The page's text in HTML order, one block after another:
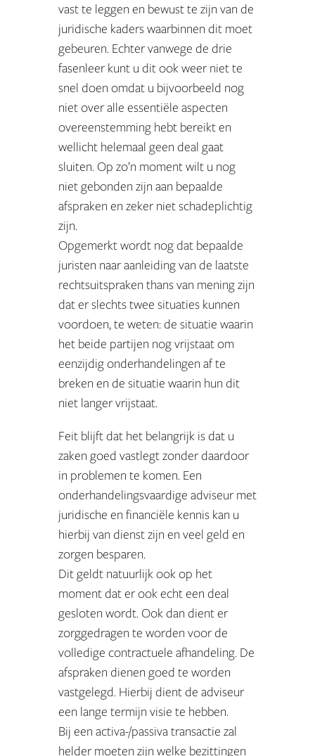
vast te leggen en bewust te zijn van de
juridische kaders waarbinnen dit moet
gebeuren. Echter vanwege de drie
fasenleer kunt u dit ook weer niet te
snel doen omdat u bijvoorbeeld nog
niet over alle essentiële aspecten
overeenstemming hebt bereikt en
wellicht helemaal geen deal gaat
sluiten. Op zo’n moment wilt u nog
niet gebonden zijn aan bepaalde
afspraken en zeker niet schadeplichtig
zijn.
Opgemerkt wordt nog dat bepaalde
juristen naar aanleiding van de laatste
rechtsuitspraken thans van mening zijn
dat er slechts twee situaties kunnen
voordoen, te weten: de situatie waarin
het beide partijen nog vrijstaat om
eenzijdig onderhandelingen af te
breken en de situatie waarin hun dit
niet langer vrijstaat.
Feit blijft dat het belangrijk is dat u
zaken goed vastlegt zonder daardoor
in problemen te komen. Een
onderhandelingsvaardige adviseur met
juridische en financiële kennis kan u
hierbij van dienst zijn en veel geld en
zorgen besparen.
Dit geldt natuurlijk ook op het
moment dat er ook echt een deal
gesloten wordt. Ook dan dient er
zorggedragen te worden voor de
volledige contractuele afhandeling. De
afspraken dienen goed te worden
vastgelegd. Hierbij dient de adviseur
een lange termijn visie te hebben.
Bij een activa-/passiva transactie zal
helder moeten zijn welke bezittingen